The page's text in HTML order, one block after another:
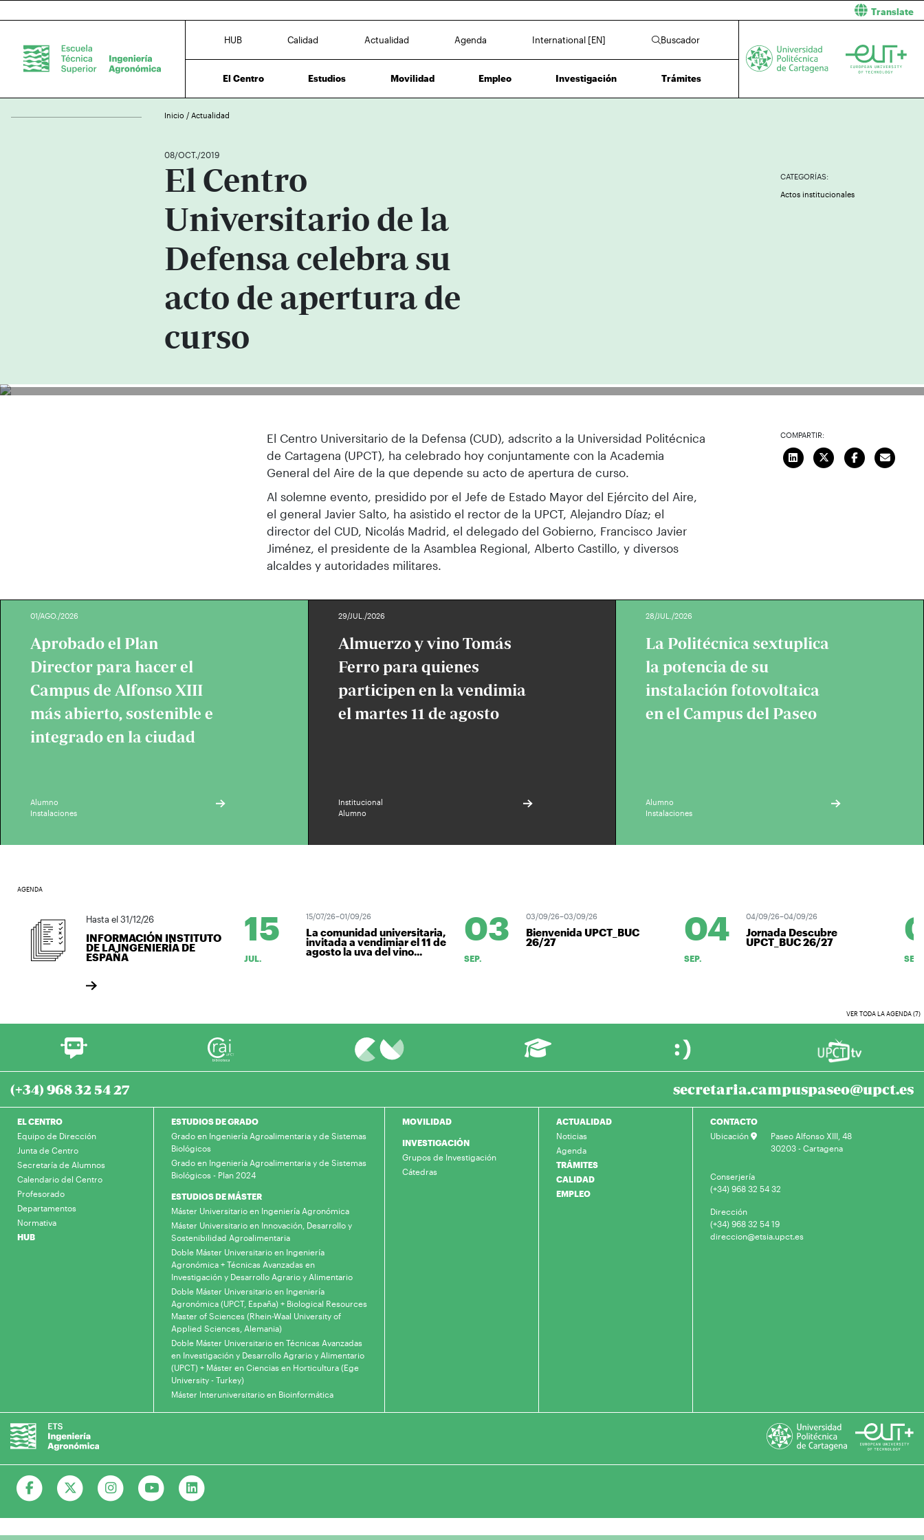
Translate
HUB Calidad Actualidad Agenda International [EN] Buscador
El Centro Estudios Movilidad Empleo Investigación Trámites
Inicio / Actualidad
08/OCT./2019
El Centro
Universitario de la
Defensa celebra su
acto de apertura de
curso
CATEGORÍAS:
Actos institucionales
El Centro Universitario de la Defensa (CUD), adscrito a la Universidad Politécnica
de Cartagena (UPCT), ha celebrado hoy conjuntamente con la Academia
General del Aire de la que depende su acto de apertura de curso.
Al solemne evento, presidido por el Jefe de Estado Mayor del Ejército del Aire,
el general Javier Salto, ha asistido el rector de la UPCT, Alejandro Díaz; el
director del CUD, Nicolás Madrid, el delegado del Gobierno, Francisco Javier
Jiménez, el presidente de la Asamblea Regional, Alberto Castillo, y diversos
alcaldes y autoridades militares.
COMPARTIR:
01/AGO./2026
Aprobado el Plan
Director para hacer el
Campus de Alfonso XIII
más abierto, sostenible e
integrado en la ciudad
Alumno
Instalaciones
29/JUL./2026
Almuerzo y vino Tomás
Ferro para quienes
participen en la vendimia
el martes 11 de agosto
Institucional
Alumno
28/JUL./2026
La Politécnica sextuplica
la potencia de su
instalación fotovoltaica
en el Campus del Paseo
Alumno
Instalaciones
AGENDA
Hasta el 31/12/26
INFORMACIÓN INSTITUTO
DE LA INGENIERÍA DE
ESPAÑA
15
JUL.
15/07/26–01/09/26
La comunidad universitaria,
invitada a vendimiar el 11 de
agosto la uva del vino...
03
SEP.
03/09/26–03/09/26
Bienvenida UPCT_BUC
26/27 04
SEP.
04/09/26–04/09/26
Jornada Descubre
UPCT_BUC 26/27
SEP.
VER TODA LA AGENDA (7)
(+34) 968 32 54 27 secretaria.campuspaseo@upct.es
EL CENTRO
Equipo de Dirección
Junta de Centro
Secretaría de Alumnos
Calendario del Centro
Profesorado
Departamentos
Normativa
HUB
ESTUDIOS DE GRADO
Grado en Ingeniería Agroalimentaria y de Sistemas
Biológicos
Grado en Ingeniería Agroalimentaria y de Sistemas
Biológicos - Plan 2024
ESTUDIOS DE MÁSTER
Máster Universitario en Ingeniería Agronómica
Máster Universitario en Innovación, Desarrollo y
Sostenibilidad Agroalimentaria
Doble Máster Universitario en Ingeniería
Agronómica + Técnicas Avanzadas en
Investigación y Desarrollo Agrario y Alimentario
Doble Máster Universitario en Ingeniería
Agronómica (UPCT, España) + Biological Resources
Master of Sciences (Rhein-Waal University of
Applied Sciences, Alemania)
Doble Máster Universitario en Técnicas Avanzadas
en Investigación y Desarrollo Agrario y Alimentario
(UPCT) + Máster en Ciencias en Horticultura (Ege
University - Turkey)
Máster Interuniversitario en Bioinformática
MOVILIDAD
INVESTIGACIÓN
Grupos de Investigación
Cátedras
ACTUALIDAD
Noticias
Agenda
TRÁMITES
CALIDAD
EMPLEO
CONTACTO
Ubicación
Paseo Alfonso XIII, 48
30203 - Cartagena
Conserjería
(+34) 968 32 54 32
Dirección
(+34) 968 32 54 19
direccion@etsia.upct.es